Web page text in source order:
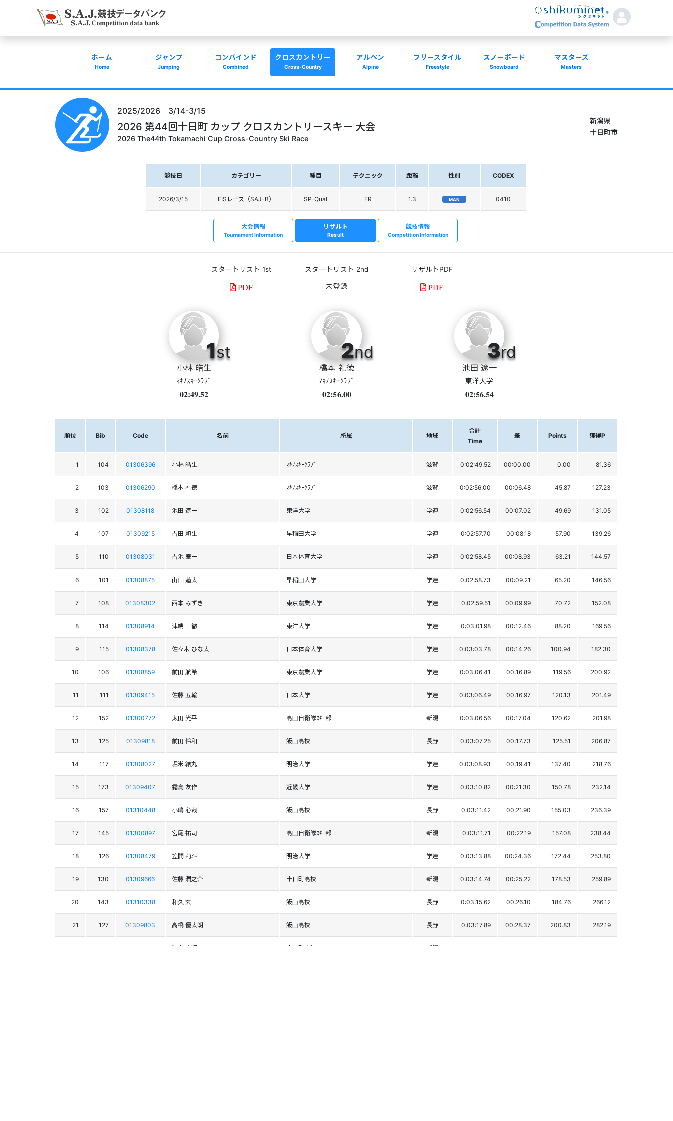
ホーム
Home
ジャンプ
Jumping
コンバインド
Combined
クロスカントリー
Cross-Country
アルペン
Alpine
フリースタイル
Freestyle
スノーボード
Snowboard
マスターズ
Masters
2025/2026 3/14-3/15
2026 第44回十日町 カップ クロスカントリースキー 大会
2026 The44th Tokamachi Cup Cross-Country Ski Race
新潟県
十日町市
競技日 カテゴリー 種目 テクニック 距離 性別 CODEX
2026/3/15 FISレース（SAJ-B） SP-Qual FR 1.3 MAN 0410
大会情報
Tournament Information
リザルト
Result
競技情報
Competition Information
スタートリスト 1st
PDF
スタートリスト 2nd リザルトPDF
PDF
1st
小林 皓生
ﾏｷﾉｽｷｰｸﾗﾌﾞ
02:49.52
2nd
橋本 礼徳
ﾏｷﾉｽｷｰｸﾗﾌﾞ
02:56.00
3rd
池田 遼一
東洋大学
02:56.54
順位 Bib Code 名前 所属 地域
合計
Time
差 Points 獲得P
1 104 01306396 小林 皓生 ﾏｷﾉｽｷｰｸﾗﾌﾞ 滋賀 0:02:49.52 00:00.00 0.00 81.36
2 103 01306290 橋本 礼徳 ﾏｷﾉｽｷｰｸﾗﾌﾞ 滋賀 0:02:56.00 00:06.48 45.87 127.23
3 102 01308118 池田 遼一 東洋大学 学連 0:02:56.54 00:07.02 49.69 131.05
4 107 01309215 吉田 頼生 早稲田大学 学連 0:02:57.70 00:08.18 57.90 139.26
5 110 01308031 吉池 泰一 日本体育大学 学連 0:02:58.45 00:08.93 63.21 144.57
6 101 01308875 山口 蓮太 早稲田大学 学連 0:02:58.73 00:09.21 65.20 146.56
7 108 01308302 西本 みずき 東京農業大学 学連 0:02:59.51 00:09.99 70.72 152.08
8 114 01308914 津端 一徹 東洋大学 学連 0:03:01.98 00:12.46 88.20 169.56
9 115 01308378 佐々木 ひな太 日本体育大学 学連 0:03:03.78 00:14.26 100.94 182.30
10 106 01308859 前田 航希 東京農業大学 学連 0:03:06.41 00:16.89 119.56 200.92
11 111 01309415 佐藤 五輪 日本大学 学連 0:03:06.49 00:16.97 120.13 201.49
12 152 01300772 太田 光平 高田自衛隊ｽｷｰ部 新潟 0:03:06.56 00:17.04 120.62 201.98
13 125 01309818 前田 怜和 飯山高校 長野 0:03:07.25 00:17.73 125.51 206.87
14 117 01308027 堀米 結丸 明治大学 学連 0:03:08.93 00:19.41 137.40 218.76
15 173 01309407 霜鳥 友作 近畿大学 学連 0:03:10.82 00:21.30 150.78 232.14
16 157 01310448 小嶋 心哉 飯山高校 長野 0:03:11.42 00:21.90 155.03 236.39
17 145 01300897 宮尾 祐司 高田自衛隊ｽｷｰ部 新潟 0:03:11.71 00:22.19 157.08 238.44
18 126 01308479 笠間 莉斗 明治大学 学連 0:03:13.88 00:24.36 172.44 253.80
19 130 01309666 佐藤 潤之介 十日町高校 新潟 0:03:14.74 00:25.22 178.53 259.89
20 143 01310338 和久 玄 飯山高校 長野 0:03:15.62 00:26.10 184.76 266.12
21 127 01309803 高橋 優太朗 飯山高校 長野 0:03:17.89 00:28.37 200.83 282.19
池内 大翔 十日町高校 新潟